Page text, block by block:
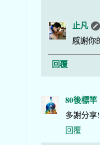
止凡
感謝你
回覆
80後標竿
多謝分享
回覆